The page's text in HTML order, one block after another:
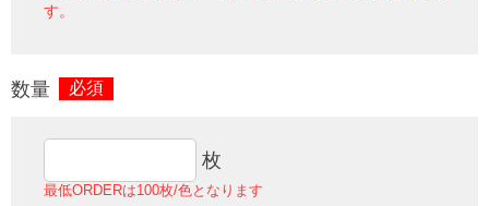
す。
数量 必須
枚
最低ORDERは100枚/色となります